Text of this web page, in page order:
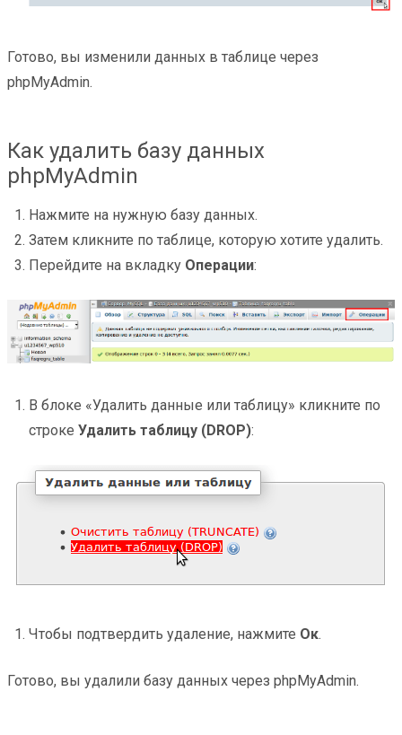
Готово, вы изменили данных в таблице через
phpMyAdmin.
Как удалить базу данных
phpMyAdmin
Нажмите на нужную базу данных.
Затем кликните по таблице, которую хотите удалить.
Перейдите на вкладку Операции:
В блоке «Удалить данные или таблицу» кликните по
строке Удалить таблицу (DROP):
Чтобы подтвердить удаление, нажмите Ок.
Готово, вы удалили базу данных через phpMyAdmin.